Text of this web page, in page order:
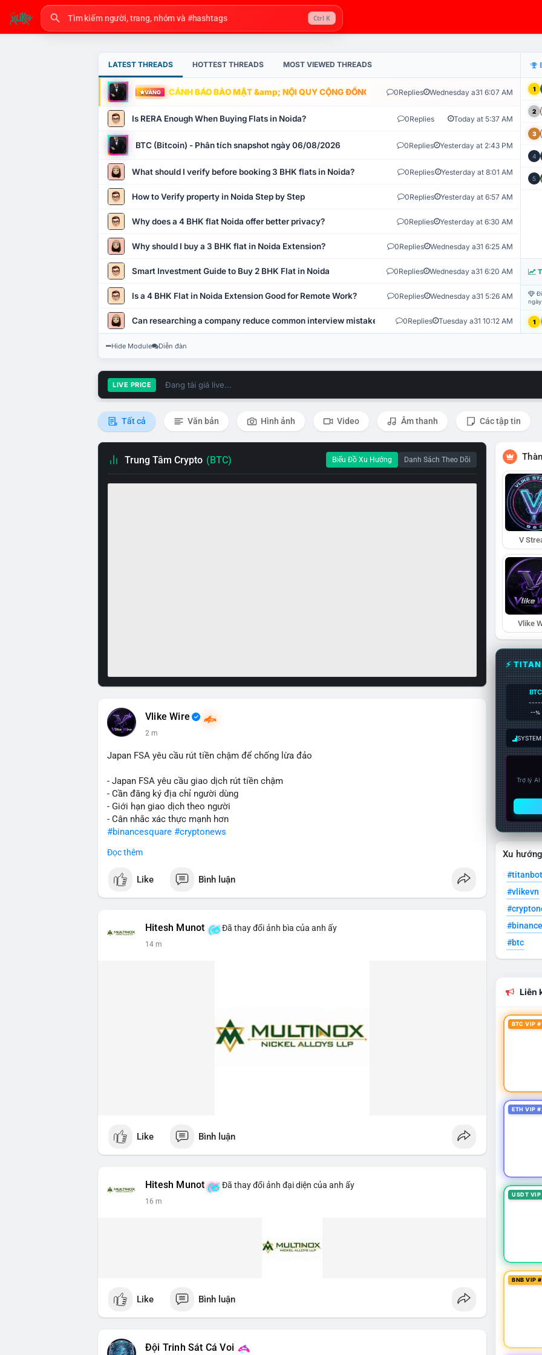
Ctrl K
LATEST THREADS HOTTEST THREADS MOST VIEWED THREADS
VÀNG CẢNH BÁO BẢO MẬT &amp; NỘI QUY CỘNG ĐỒNG VLIKE.VN: HỆ THỐNG GIÁM SÁT TỰ
0Replies Wednesday a31 6:07 AM
Is RERA Enough When Buying Flats in Noida? 0Replies Today at 5:37 AM
BTC (Bitcoin) - Phân tích snapshot ngày 06/08/2026 0Replies Yesterday at 2:43 PM
What should I verify before booking 3 BHK flats in Noida? 0Replies Yesterday at 8:01 AM
How to Verify property in Noida Step by Step 0Replies Yesterday at 6:57 AM
Why does a 4 BHK flat Noida offer better privacy? 0Replies Yesterday at 6:30 AM
Why should I buy a 3 BHK flat in Noida Extension? 0Replies Wednesday a31 6:25 AM
Smart Investment Guide to Buy 2 BHK Flat in Noida 0Replies Wednesday a31 6:20 AM
Is a 4 BHK Flat in Noida Extension Good for Remote Work? 0Replies Wednesday a31 5:26 AM
Can researching a company reduce common interview mistakes? 0Replies Tuesday a31 10:12 AM
1
2
3
4
5
1
Hide Module Diễn đàn
LIVE PRICE Đang tải giá live...
Tất cả Văn bản Hình ảnh Video Âm thanh Các tập tin
Trung Tâm Crypto (BTC) Biểu Đồ Xu Hướng Danh Sách Theo Dõi
Vlike Wire
2 m
Japan FSA yêu cầu rút tiền chậm để chống lừa đảo
- Japan FSA yêu cầu giao dịch rút tiền chậm
- Cần đăng ký địa chỉ người dùng
- Giới hạn giao dịch theo người
- Cân nhắc xác thực mạnh hơn
#binancesquare #cryptonews
$btc $eth
#vlikevn #titanbot
Đọc thêm
Like Bình luận
Hitesh Munot Đã thay đổi ảnh bìa của anh ấy
14 m
Like Bình luận
Hitesh Munot Đã thay đổi ảnh đại diện của anh ấy
16 m
Like Bình luận
Đội Trinh Sát Cá Voi
V
Vlike
⚡
BTC
--%
Trợ lý
Xu
#titanbot
#vlikevn
#btc
Liên
BTC VIP
ETH VIP
USDT
BNB VIP